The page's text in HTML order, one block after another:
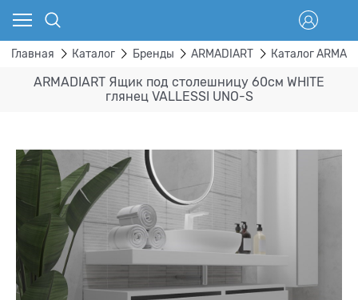
Главная Каталог Бренды ARMADIART Каталог
ARMADIART Ящик под столешницу 60см WHITE
глянец VALLESSI UNO-S